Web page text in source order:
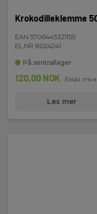
Krokodilleklemme
EAN 5706445321155
EL.NR 8024241
På sentrallager
120,00 NOK Ekskl. mva
Les mer